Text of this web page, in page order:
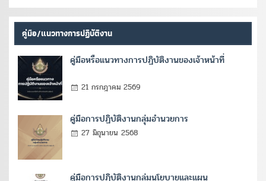
คู่มือ/แนวทางการปฏิบัติงาน
คู่มือหรือแนวทางการปฏิบัติงานของเจ้าหน้าที่
21 กรกฎาคม 2569
คู่มือการปฏิบัติงานกลุ่มอำนวยการ
27 มิถุนายน 2568
คู่มือการปฏิบัติงานกลุ่มนโยบายและแผน